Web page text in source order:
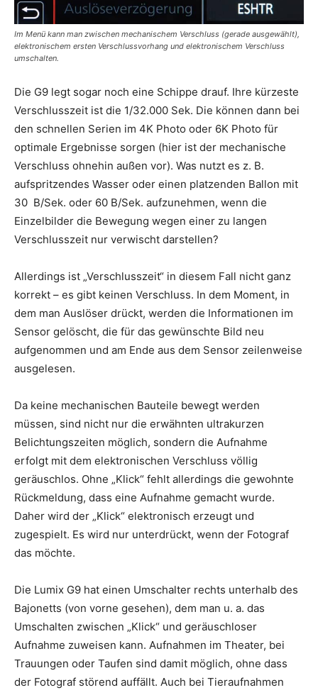
Im Menü kann man zwischen mechanischem Verschluss (gerade ausgewählt),
elektronischem ersten Verschlussvorhang und elektronischem Verschluss
umschalten.
Die G9 legt sogar noch eine Schippe drauf. Ihre kürzeste
Verschlusszeit ist die 1/32.000 Sek. Die können dann bei
den schnellen Serien im 4K Photo oder 6K Photo für
optimale Ergebnisse sorgen (hier ist der mechanische
Verschluss ohnehin außen vor). Was nutzt es z. B.
aufspritzendes Wasser oder einen platzenden Ballon mit
30 B/Sek. oder 60 B/Sek. aufzunehmen, wenn die
Einzelbilder die Bewegung wegen einer zu langen
Verschlusszeit nur verwischt darstellen?
Allerdings ist „Verschlusszeit“ in diesem Fall nicht ganz
korrekt – es gibt keinen Verschluss. In dem Moment, in
dem man Auslöser drückt, werden die Informationen im
Sensor gelöscht, die für das gewünschte Bild neu
aufgenommen und am Ende aus dem Sensor zeilenweise
ausgelesen.
Da keine mechanischen Bauteile bewegt werden
müssen, sind nicht nur die erwähnten ultrakurzen
Belichtungszeiten möglich, sondern die Aufnahme
erfolgt mit dem elektronischen Verschluss völlig
geräuschlos. Ohne „Klick“ fehlt allerdings die gewohnte
Rückmeldung, dass eine Aufnahme gemacht wurde.
Daher wird der „Klick“ elektronisch erzeugt und
zugespielt. Es wird nur unterdrückt, wenn der Fotograf
das möchte.
Die Lumix G9 hat einen Umschalter rechts unterhalb des
Bajonetts (von vorne gesehen), dem man u. a. das
Umschalten zwischen „Klick“ und geräuschloser
Aufnahme zuweisen kann. Aufnahmen im Theater, bei
Trauungen oder Taufen sind damit möglich, ohne dass
der Fotograf störend auffällt. Auch bei Tieraufnahmen